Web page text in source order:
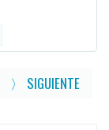
〉 SIGUIENTE